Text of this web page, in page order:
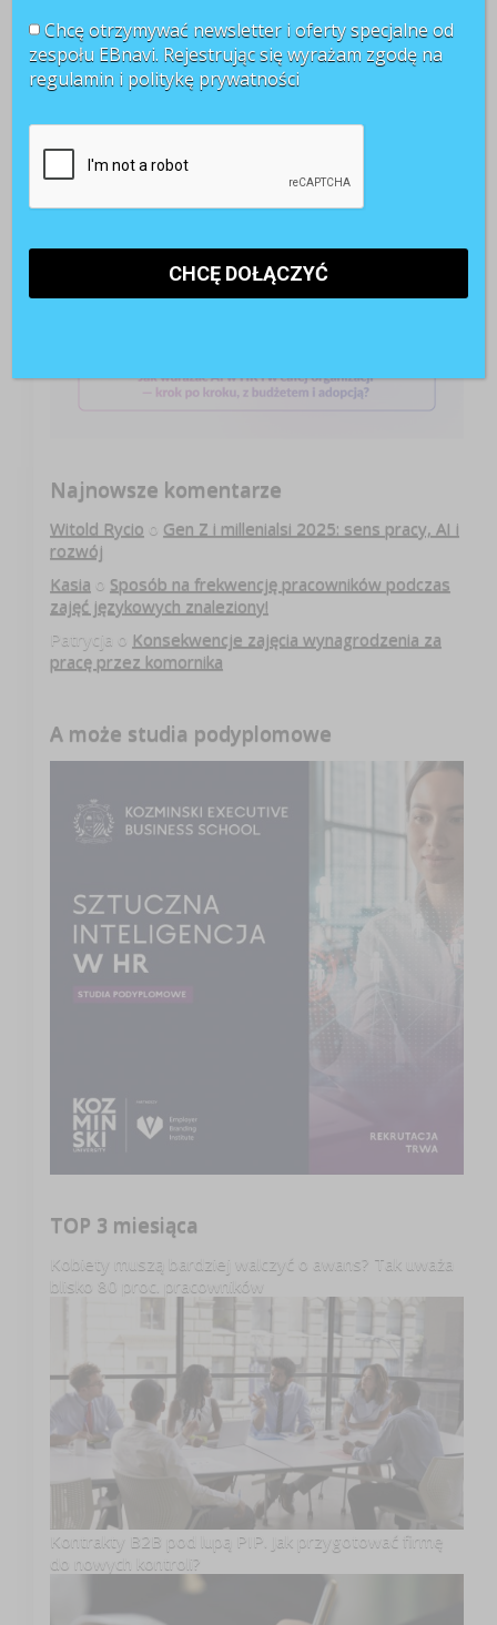
Najnowsze komentarze
Witold Rycio o Gen Z i millenialsi 2025: sens pracy, AI i
rozwój
Kasia o Sposób na frekwencję pracowników podczas
zajęć językowych znaleziony!
Patrycja o Konsekwencje zajęcia wynagrodzenia za
pracę przez komornika
A może studia podyplomowe
TOP 3 miesiąca
Kobiety muszą bardziej walczyć o awans? Tak uważa
blisko 80 proc. pracowników
Kontrakty B2B pod lupą PIP. Jak przygotować firmę
do nowych kontroli?
Chcę otrzymywać newsletter i oferty specjalne od
zespołu EBnavi. Rejestrując się wyrażam zgodę na
regulamin i politykę prywatności